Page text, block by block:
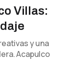
Villas:
y una
Acapulco